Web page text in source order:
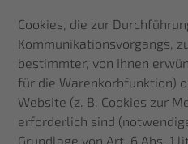
Cookies, die zur
Kommunikationsvorgangs,
bestimmter, von Ihnen
für die Warenkorbfunktion)
Website (z. B. Cookies zur
erforderlich sind
Grundlage von Art. 6 Abs. 1